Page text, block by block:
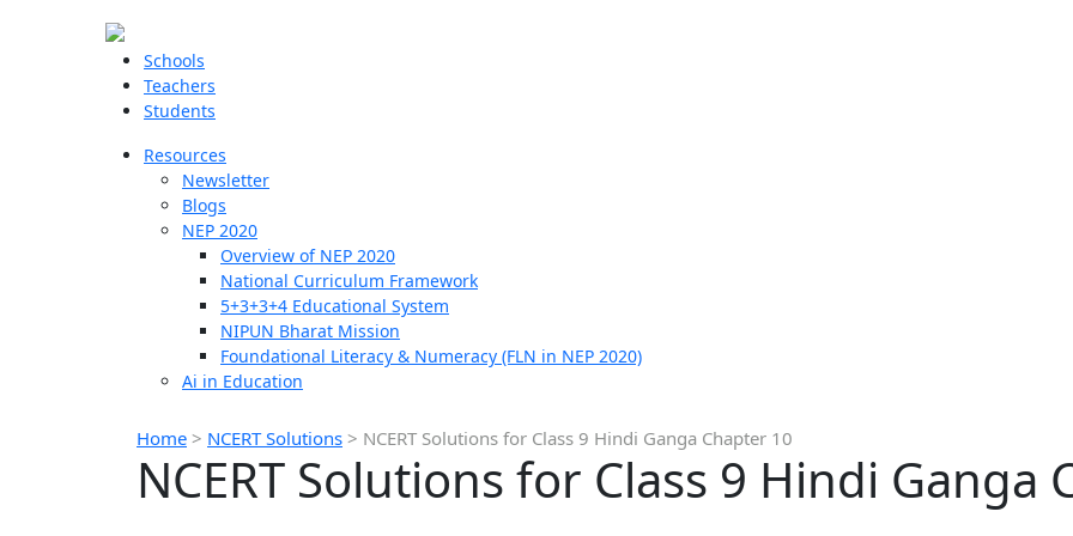
Schools
Teachers
Students
Resources
Newsletter
Blogs
NEP 2020
Overview of NEP 2020
National Curriculum Framework
5+3+3+4 Educational System
NIPUN Bharat Mission
Foundational Literacy & Numeracy (FLN in NEP 2020)
Ai in Education
Home > NCERT Solutions > NCERT Solutions for Class 9 Hindi Ganga Chapter 10
NCERT Solutions for Class 9 Hindi Ganga